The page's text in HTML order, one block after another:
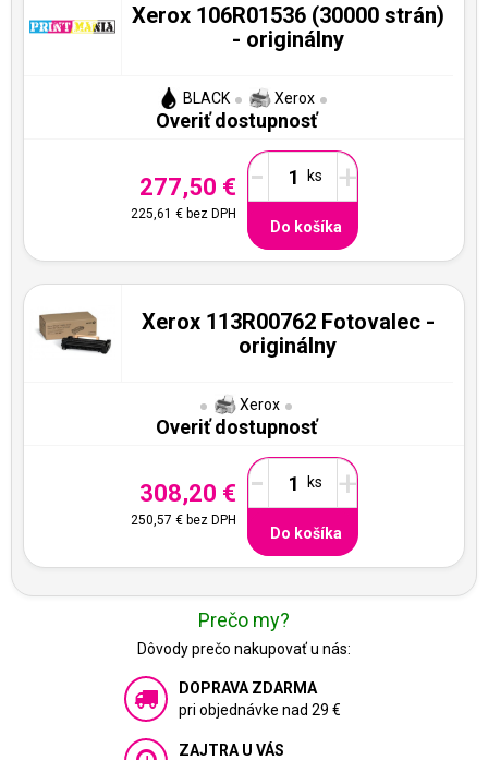
Xerox 106R01536 (30000 strán)
- originálny
BLACK Xerox
Overiť dostupnosť
277,50 €
225,61 €bez DPH
- +
Do košíka
Xerox 113R00762 Fotovalec -
originálny
Xerox
Overiť dostupnosť
308,20 €
250,57 €bez DPH
- +
Do košíka
Prečo my?
Dôvody prečo nakupovať u nás:
DOPRAVA ZDARMA
pri objednávke nad 29 €
ZAJTRA U VÁS